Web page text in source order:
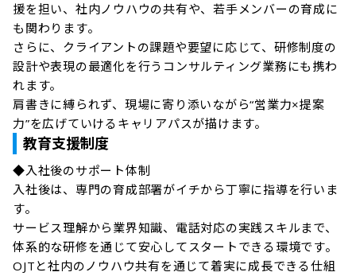
援を担い、社内ノウハウの共有や、若手メンバーの育成に
も関わります。
さらに、クライアントの課題や要望に応じて、研修制度の
設計や表現の最適化を行うコンサルティング業務にも携わ
れます。
肩書きに縛られず、現場に寄り添いながら“営業力×提案
教育支援制度
◆入社後のサポート体制
入社後は、専門の育成部署がイチから丁寧に指導を行いま
す。
サービス理解から業界知識、電話対応の実践スキルまで、
体系的な研修を通じて安心してスタートできる環境です。
OJTと社内のノウハウ共有を通じて着実に成長できる仕組